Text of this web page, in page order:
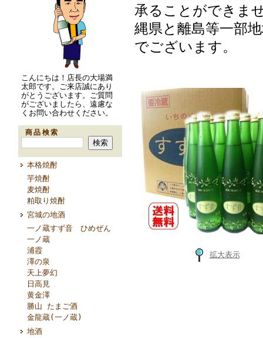
こんにちは！店長の大場満
太郎です。ご来店誠にあり
がとうございます。ご質問
がございましたら、遠慮な
くお問い合わせください。
商品検索
本格焼酎
芋焼酎
麦焼酎
粕取り焼酎
宮城の地酒
一ノ蔵すず音 ひめぜん
一ノ蔵
浦霞
澤の泉
天上夢幻
日高見
黄金澤
勝山 たまご酒
金龍蔵(一ノ蔵)
地酒
承ることができま
縄県と離島等一部
でございます。
拡大表示